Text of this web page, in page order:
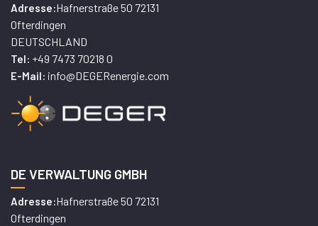
Adresse:Hafnerstraße 50 72131
Ofterdingen
DEUTSCHLAND
Tel: +49 7473 70218 0
E-Mail: info@DEGERenergie.com
DE VERWALTUNG GMBH
Adresse:Hafnerstraße 50 72131
Ofterdingen